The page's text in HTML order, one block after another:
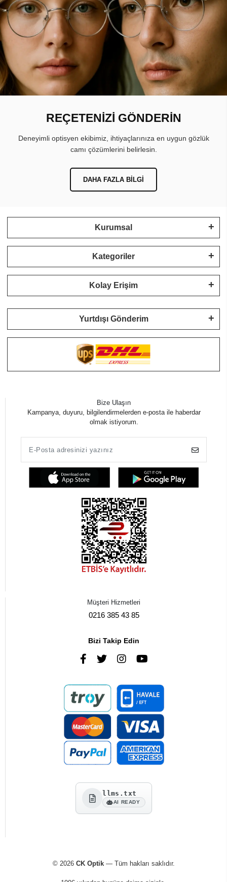
REÇETENİZİ GÖNDERİN
Deneyimli optisyen ekibimiz, ihtiyaçlarınıza en uygun gözlük
camı çözümlerini belirlesin.
DAHA FAZLA BILGI
Kurumsal
Kategoriler
Kolay Erişim
Yurtdışı Gönderim
Bize Ulaşın
Kampanya, duyuru, bilgilendirmelerden e-posta ile haberdar
olmak istiyorum.
Müşteri Hizmetleri
0216 385 43 85
Bizi Takip Edin
llms.txt
AI READY
© 2026 CK Optik— Tüm hakları saklıdır.